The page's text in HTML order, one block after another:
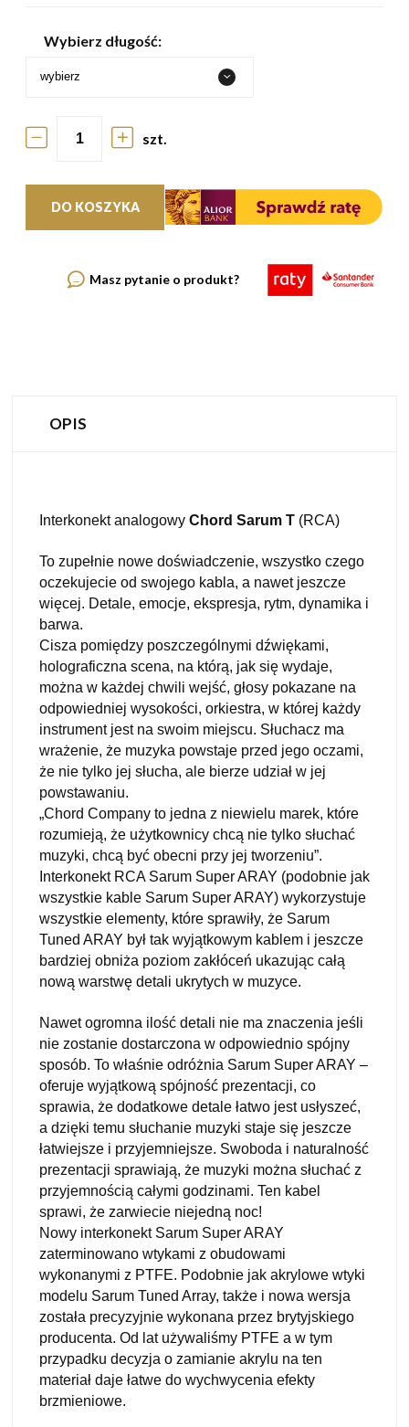
Wybierz długość:
szt.
DO KOSZYKA
Masz pytanie o produkt?
OPIS
Interkonekt analogowy Chord Sarum T (RCA)
To zupełnie nowe doświadczenie, wszystko czego
oczekujecie od swojego kabla, a nawet jeszcze
więcej. Detale, emocje, ekspresja, rytm, dynamika i
barwa.
Cisza pomiędzy poszczególnymi dźwiękami,
holograficzna scena, na którą, jak się wydaje,
można w każdej chwili wejść, głosy pokazane na
odpowiedniej wysokości, orkiestra, w której każdy
instrument jest na swoim miejscu. Słuchacz ma
wrażenie, że muzyka powstaje przed jego oczami,
że nie tylko jej słucha, ale bierze udział w jej
powstawaniu.
„Chord Company to jedna z niewielu marek, które
rozumieją, że użytkownicy chcą nie tylko słuchać
muzyki, chcą być obecni przy jej tworzeniu”.
Interkonekt RCA Sarum Super ARAY (podobnie jak
wszystkie kable Sarum Super ARAY) wykorzystuje
wszystkie elementy, które sprawiły, że Sarum
Tuned ARAY był tak wyjątkowym kablem i jeszcze
bardziej obniża poziom zakłóceń ukazując całą
nową warstwę detali ukrytych w muzyce.
Nawet ogromna ilość detali nie ma znaczenia jeśli
nie zostanie dostarczona w odpowiednio spójny
sposób. To właśnie odróżnia Sarum Super ARAY –
oferuje wyjątkową spójność prezentacji, co
sprawia, że dodatkowe detale łatwo jest usłyszeć,
a dzięki temu słuchanie muzyki staje się jeszcze
łatwiejsze i przyjemniejsze. Swoboda i naturalność
prezentacji sprawiają, że muzyki można słuchać z
przyjemnością całymi godzinami. Ten kabel
sprawi, że zarwiecie niejedną noc!
Nowy interkonekt Sarum Super ARAY
zaterminowano wtykami z obudowami
wykonanymi z PTFE. Podobnie jak akrylowe wtyki
modelu Sarum Tuned Array, także i nowa wersja
została precyzyjnie wykonana przez brytyjskiego
producenta. Od lat używaliśmy PTFE a w tym
przypadku decyzja o zamianie akrylu na ten
materiał daje łatwe do wychwycenia efekty
brzmieniowe.